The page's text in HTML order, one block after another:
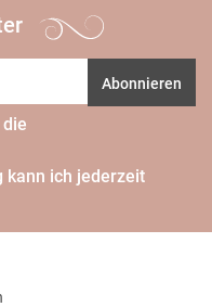
Abonnieren
kann ich jederzeit